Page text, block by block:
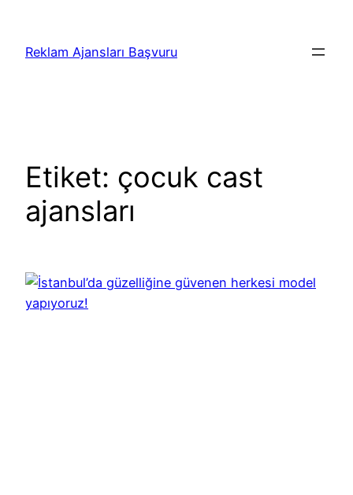
Reklam Ajansları Başvuru
Etiket: çocuk cast
ajansları